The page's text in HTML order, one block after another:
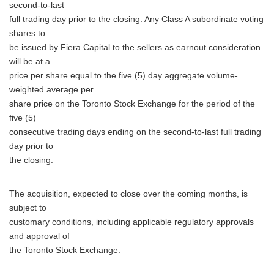
second-to-last
full trading day prior to the closing. Any Class A subordinate voting
shares to
be issued by Fiera Capital to the sellers as earnout consideration
will be at a
price per share equal to the five (5) day aggregate volume-
weighted average per
share price on the Toronto Stock Exchange for the period of the
five (5)
consecutive trading days ending on the second-to-last full trading
day prior to
the closing.
The acquisition, expected to close over the coming months, is
subject to
customary conditions, including applicable regulatory approvals
and approval of
the Toronto Stock Exchange.